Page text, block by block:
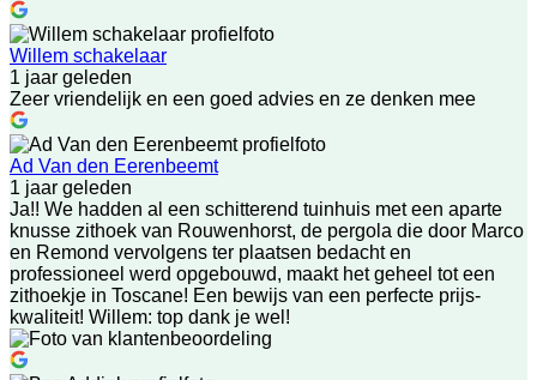
Willem schakelaar
1 jaar geleden
Zeer vriendelijk en een goed advies en ze denken mee
Ad Van den Eerenbeemt
1 jaar geleden
Ja!! We hadden al een schitterend tuinhuis met een aparte
knusse zithoek van Rouwenhorst, de pergola die door Marco
en Remond vervolgens ter plaatsen bedacht en
professioneel werd opgebouwd, maakt het geheel tot een
zithoekje in Toscane! Een bewijs van een perfecte prijs-
kwaliteit! Willem: top dank je wel!